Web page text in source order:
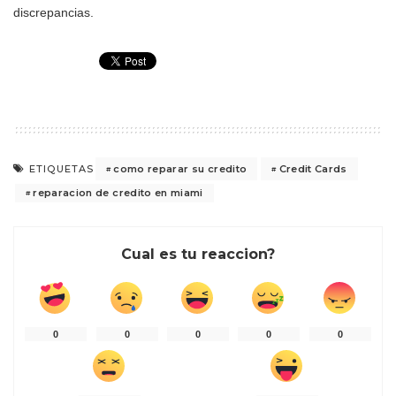
discrepancias.
ETIQUETAS como reparar su credito
Credit Cards
reparacion de credito en miami
Cual es tu reaccion?
0 0 0 0 0